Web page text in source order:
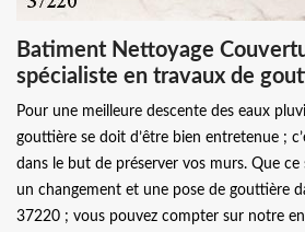
Batiment Nettoyage
spécialiste en travaux de
Pour une meilleure descente des eaux
gouttière se doit d’être bien entretenue ;
dans le but de préserver vos murs. Que
un changement et une pose de gouttière
37220 ; vous pouvez compter sur notre